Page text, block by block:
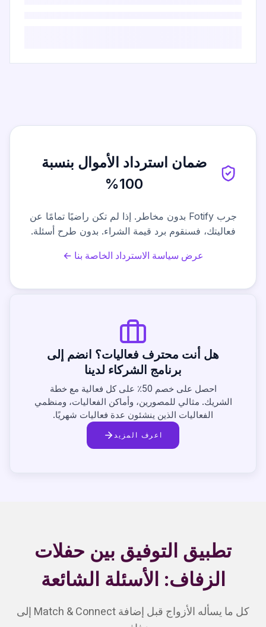
ضمان استرداد الأموال بنسبة
100%
جرب Fotify بدون مخاطر. إذا لم تكن راضيًا تمامًا عن
فعاليتك، فسنقوم برد قيمة الشراء. بدون طرح أسئلة.
عرض سياسة الاسترداد الخاصة بنا ←
هل أنت محترف فعاليات؟ انضم إلى
برنامج الشركاء لدينا
احصل على خصم 50٪ على كل فعالية مع خطة
الشريك. مثالي للمصورين، وأماكن الفعاليات، ومنظمي
الفعاليات الذين ينشئون عدة فعاليات شهريًا.
اعرف المزيد
تطبيق التوفيق بين حفلات
الزفاف: الأسئلة الشائعة
كل ما يسأله الأزواج قبل إضافة Match & Connect إلى